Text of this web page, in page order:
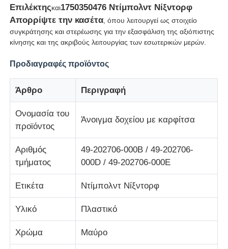
Αρχική Σελίδα
Σχετικά με εμάς
Γύρος εργοστασίων
επαφή
Νέα
Επιλέκτηςκαι1750350476 Ντίμπολντ Νίξντορφ
Απορρίψτε την κασέτα , όπου λειτουργεί ως στοιχείο
συγκράτησης και στερέωσης για την εξασφάλιση της αξιόπιστης
κίνησης και της ακριβούς λειτουργίας των εσωτερικών μερών.
Προδιαγραφές προϊόντος
Άρθρο Περιγραφή
Ονομασία του
προϊόντος
Άνοιγμα δοχείου με καρφίτσα
Αριθμός
τμήματος
49-202706-000B / 49-202706-
000D / 49-202706-000E
Ετικέτα Ντίμπολντ Νίξντορφ
Υλικό Πλαστικό
Χρώμα Μαύρο